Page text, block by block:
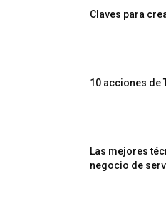
Claves para
10 acciones de
Las mejores
negocio de